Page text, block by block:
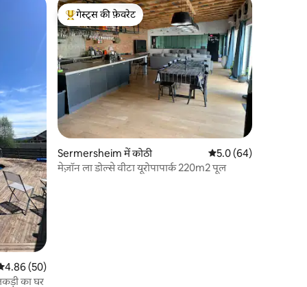
रेटिंग 5 में से 4.86, 50 समीक्षाएँ
4.86 (50)
का घर
गेस्ट्स का टॉप फ़ेवरेट
गेस्ट्स की फ़ेवरेट
Sermersheim में कोठी औसत रेटिंग 5 में से 5.0,
5.0 (64)
मेज़ॉन ला डोल्से वीटा यूरोपापार्क 220m2 पूल